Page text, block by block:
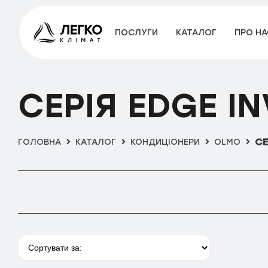
ПОСЛУГИ КАТАЛОГ ПРО
CЕРІЯ EDGE
ГОЛОВНА КАТАЛОГ КОНДИЦІОНЕРИ OLMO
Категорії
Hisense